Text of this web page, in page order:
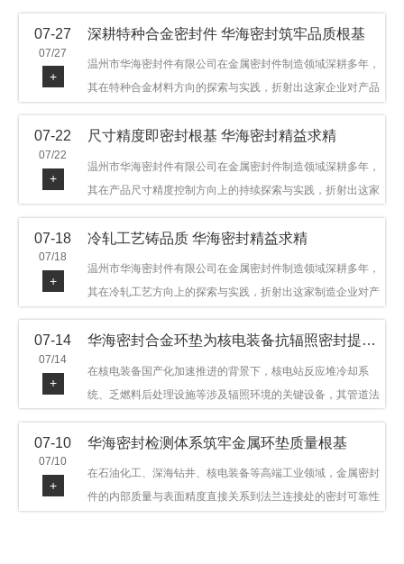
07-27
07/27
+
深耕特种合金密封件 华海密封筑牢品质根基
温州市华海密封件有限公司在金属密封件制造领域深耕多年，
其在特种合金材料方向的探索与实践，折射出这家企业对产品
品，可提供多种材质方案，在石油机械、管道法兰、采油树、
07-22
07/22
+
尺寸精度即密封根基 华海密封精益求精
温州市华海密封件有限公司在金属密封件制造领域深耕多年，
其在产品尺寸精度控制方向上的持续探索与实践，折射出这家
产品，广泛应用于石油机械、管道法兰、采油树、井口装置等
领域。本文从尺寸精度的技术内涵及企业工艺积累等角度，呈
现华海密封在该领域的务实探索与稳步发展。
07-18
07/18
+
冷轧工艺铸品质 华海密封精益求精
温州市华海密封件有限公司在金属密封件制造领域深耕多年，
其在冷轧工艺方向上的探索与实践，折射出这家制造企业对产
品，广泛应用于石油机械、管道法兰、采油树、井口装置等领
步发展。
07-14
07/14
+
华海密封合金环垫为核电装备抗辐照密封提供可靠保障
在核电装备国产化加速推进的背景下，核电站反应堆冷却系
统、乏燃料后处理设施等涉及辐照环境的关键设备，其管道法
定与密封可靠。温州市华海密封件科技有限公司深耕金属密封
领域二十余年，依托八角垫、椭圆垫及RX/BX系列高压环垫等
全系列产品，以特种合金材质体系，为核电装备抗辐照密封提
供针对性配套方案。
07-10
07/10
+
华海密封检测体系筑牢金属环垫质量根基
在石油化工、深海钻井、核电装备等高端工业领域，金属密封
件的内部质量与表面精度直接关系到法兰连接处的密封可靠性